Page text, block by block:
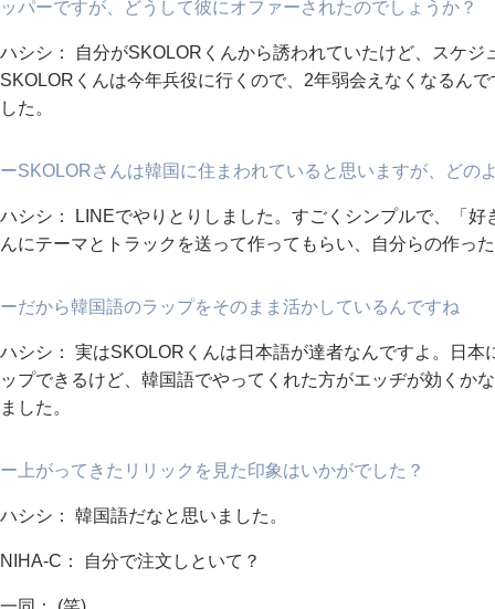
ッパーですが、どうして彼にオファーされたのでしょうか？
ハシシ： 自分がSKOLORくんから誘われていたけど、スケ
SKOLORくんは今年兵役に行くので、2年弱会えなくなるん
した。
ーSKOLORさんは韓国に住まわれていると思いますが、どの
ハシシ： LINEでやりとりしました。すごくシンプルで、「
んにテーマとトラックを送って作ってもらい、自分らの作っ
ーだから韓国語のラップをそのまま活かしているんですね
ハシシ： 実はSKOLORくんは日本語が達者なんですよ。日
ップできるけど、韓国語でやってくれた方がエッヂが効くか
ました。
ー上がってきたリリックを見た印象はいかがでした？
ハシシ： 韓国語だなと思いました。
NIHA-C： 自分で注文しといて？